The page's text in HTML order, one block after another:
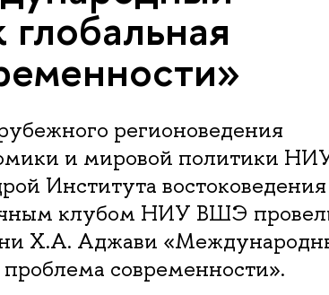
регионоведения
и мировой политики
Института
клубом НИУ ВШЭ
Х.А. Аджави
современности».